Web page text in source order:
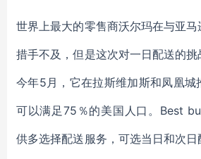
世界上最大的零售商沃尔玛在与亚
措手不及，但是这次对一日配送的挑
今年5月，它在拉斯维加斯和凤凰城
可以满足75％的美国人口。Best
供多选择配送服务，可选当日和次